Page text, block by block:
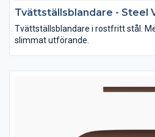
Tvättställsblandare - Steel
Tvättställsblandare i rostfritt stål.
slimmat utförande.